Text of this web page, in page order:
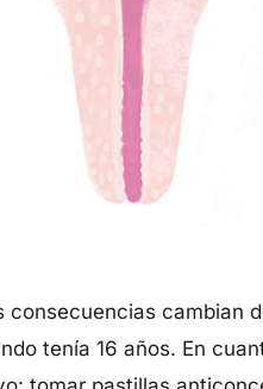
cambian
tenía 16 años. En